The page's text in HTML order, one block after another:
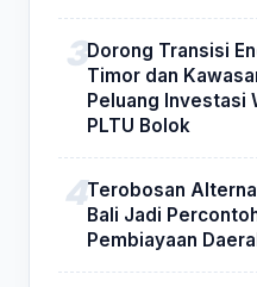
Dorong Transisi
Timor dan
Peluang Investasi
PLTU Bolok
Terobosan
Bali Jadi
Pembiayaan